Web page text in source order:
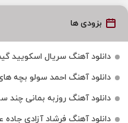
بزودی ها
دانلود آهنگ سریال اسکویید گیم 3 “کامل” آپدیت
دانلود آهنگ احمد سولو بچه
دانلود آهنگ روزبه بمانی چند
دانلود آهنگ فرشاد آزادی